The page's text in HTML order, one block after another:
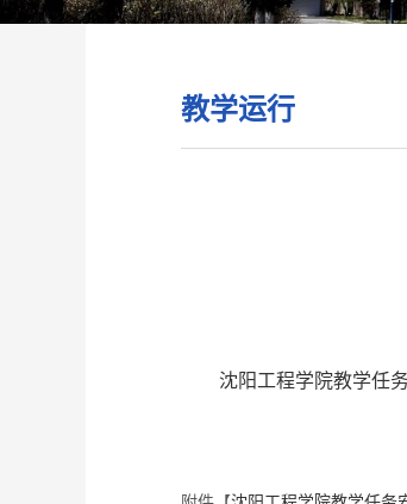
教学运行
沈阳工程学院教学任